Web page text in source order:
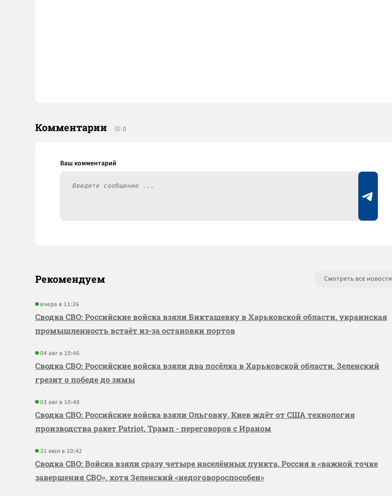
Комментарии 0
Рекомендуем Смотреть все новости
вчера в 11:26
Сводка СВО: Российские войска взяли Бикташевку в Харьковской области, украинская
промышленность встаёт из-за остановки портов
04 авг в 10:46
Сводка СВО: Российские войска взяли два посёлка в Харьковской области, Зеленский
грезит о победе до зимы
03 авг в 10:48
Сводка СВО: Российские войска взяли Ольговку, Киев ждёт от США технология
производства ракет Patriot, Трамп - переговоров с Ираном
31 июл в 10:42
Сводка СВО: Войска взяли сразу четыре населённых пункта, Россия в «важной точке
завершения СВО», хотя Зеленский «недоговороспособен»